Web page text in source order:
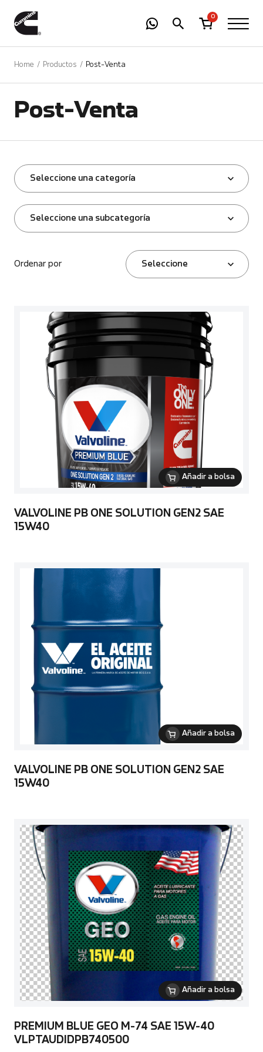
0
Home Productos Post-Venta
Post-Venta
Seleccione una categoría
Seleccione una subcategoría
Ordenar por Seleccione
Añadir a bolsa
VALVOLINE PB ONE SOLUTION GEN2 SAE
15W40
Añadir a bolsa
VALVOLINE PB ONE SOLUTION GEN2 SAE
15W40
Añadir a bolsa
PREMIUM BLUE GEO M-74 SAE 15W-40
VLPTAUDIDPB740500